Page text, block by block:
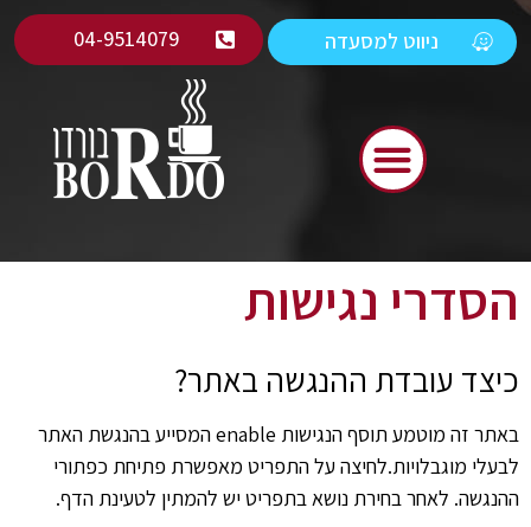
ניווט למסעדה 04-9514079
הסדרי נגישות
כיצד עובדת ההנגשה באתר?
באתר זה מוטמע תוסף הנגישות enable המסייע בהנגשת האתר
לבעלי מוגבלויות.לחיצה על התפריט מאפשרת פתיחת כפתורי
ההנגשה. לאחר בחירת נושא בתפריט יש להמתין לטעינת הדף.